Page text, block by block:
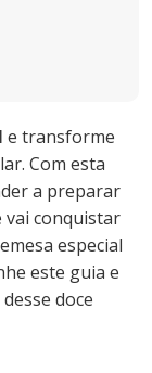
e transforme
Com esta
a preparar
vai conquistar
especial
este guia e
doce